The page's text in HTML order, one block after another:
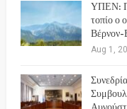
ΥΠΕΝ:
τοπίο ο
Βέρνον-
Aug 1,